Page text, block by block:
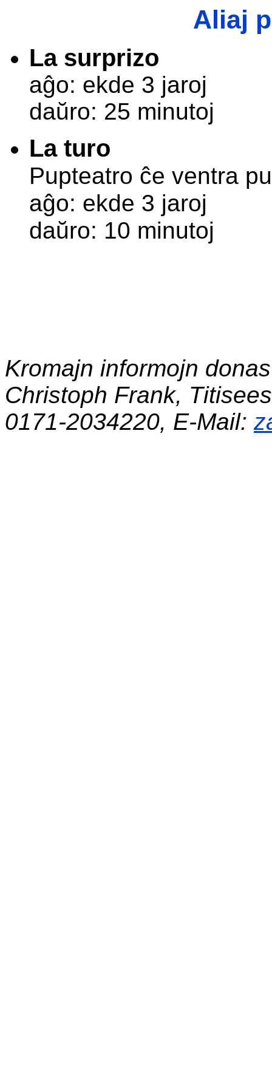
Aliaj
La surprizo
aĝo: ekde 3 jaroj
daŭro: 25 minutoj
La turo
Pupteatro ĉe ventra
aĝo: ekde 3 jaroj
daŭro: 10 minutoj
Kromajn informojn
Christoph Frank,
0171-2034220, E-Mail: